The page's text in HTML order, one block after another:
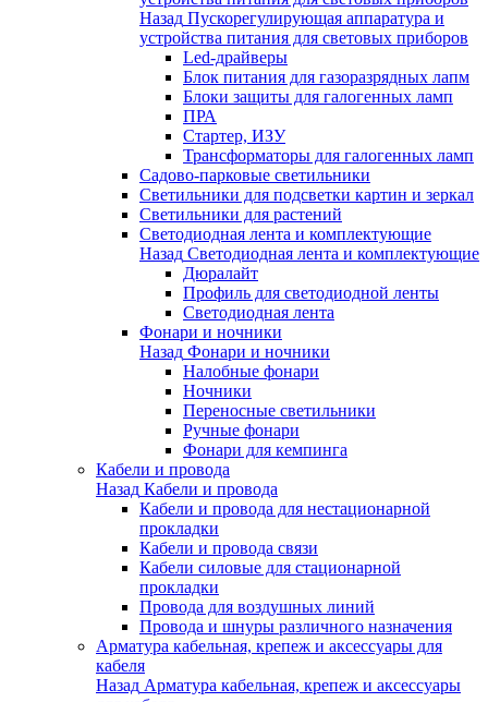
Назад Пускорегулирующая аппаратура и
устройства питания для световых приборов
Led-драйверы
Блок питания для газоразрядных лапм
Блоки защиты для галогенных ламп
ПРА
Стартер, ИЗУ
Трансформаторы для галогенных ламп
Садово-парковые светильники
Светильники для подсветки картин и зеркал
Светильники для растений
Светодиодная лента и комплектующие
Назад Светодиодная лента и комплектующие
Дюралайт
Профиль для светодиодной ленты
Светодиодная лента
Фонари и ночники
Назад Фонари и ночники
Налобные фонари
Ночники
Переносные светильники
Ручные фонари
Фонари для кемпинга
Кабели и провода
Назад Кабели и провода
Кабели и провода для нестационарной
прокладки
Кабели и провода связи
Кабели силовые для стационарной
прокладки
Провода для воздушных линий
Провода и шнуры различного назначения
Арматура кабельная, крепеж и аксессуары для
кабеля
Назад Арматура кабельная, крепеж и аксессуары